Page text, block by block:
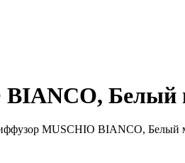
Белый
MUSCHIO BIANCO, Белый